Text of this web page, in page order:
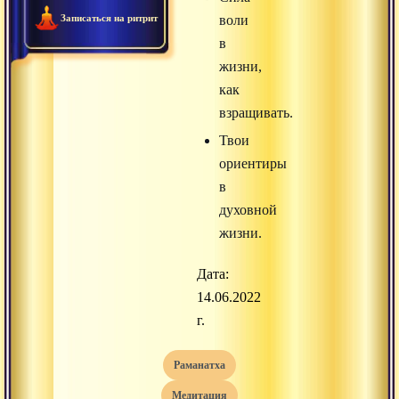
Записаться на ритрит
воли
в
жизни,
как
взращивать.
Твои
ориентиры
в
духовной
жизни.
Дата:
14.06.2022
г.
раманатха
медитация